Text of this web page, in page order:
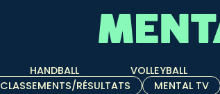
HANDBALL VOLLEYBALL
CLASSEMENTS/RÉSULTATS
MENTAL TV